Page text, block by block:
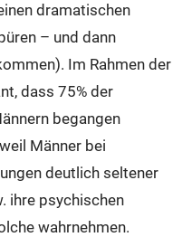
dramatischen
– und dann
Im Rahmen der
dass 75% der
begangen
Männer bei
deutlich seltener
ihre psychischen
wahrnehmen.